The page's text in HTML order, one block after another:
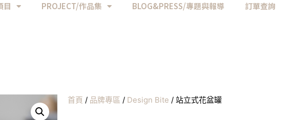
目 PROJECT/作品集 BLOG&PRESS/專題與報導 訂單查詢
首頁 / 品牌專區 / Design Bite / 站立式花盆罐